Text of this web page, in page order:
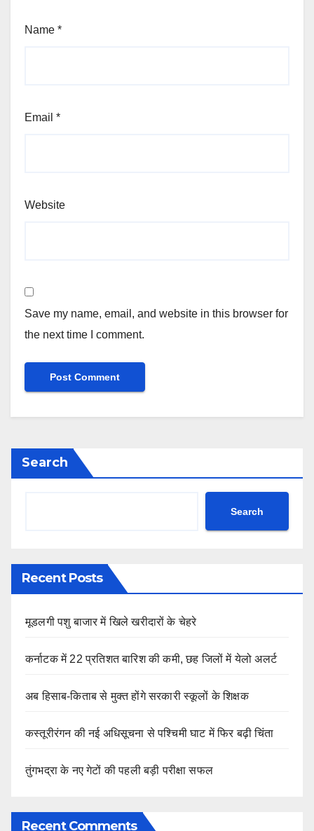
Name *
Email *
Website
Save my name, email, and website in this browser for
the next time I comment.
Search
Search
Recent Posts
मूडलगी पशु बाजार में खिले खरीदारों के चेहरे
कर्नाटक में 22 प्रतिशत बारिश की कमी, छह जिलों में येलो अलर्ट
अब हिसाब-किताब से मुक्त होंगे सरकारी स्कूलों के शिक्षक
कस्तूरीरंगन की नई अधिसूचना से पश्चिमी घाट में फिर बढ़ी चिंता
तुंगभद्रा के नए गेटों की पहली बड़ी परीक्षा सफल
Recent Comments